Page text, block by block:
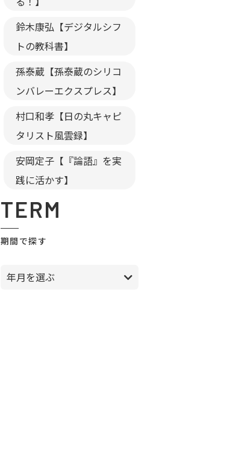
鈴木康弘【デジタルシフ
トの教科書】
孫泰蔵【孫泰蔵のシリコ
ンバレーエクスプレス】
村口和孝【日の丸キャピ
タリスト風雲録】
安岡定子【『論語』を実
践に活かす】
TERM
期間で探す
年月を選ぶ